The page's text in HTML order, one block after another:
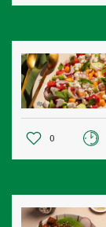
0